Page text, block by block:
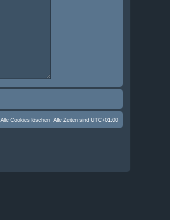
Alle Zeiten sind UTC+01:00
Alle Cookies löschen